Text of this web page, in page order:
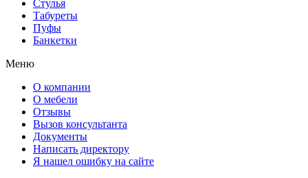
Стулья
Табуреты
Пуфы
Банкетки
Меню
О компании
О мебели
Отзывы
Вызов консультанта
Документы
Написать директору
Я нашел ошибку на сайте